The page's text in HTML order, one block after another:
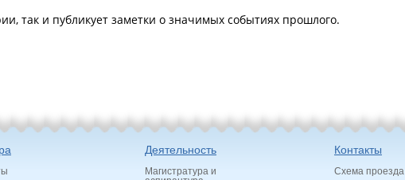
так и публикует заметки о значимых событиях прошлого.
Деятельность
Магистратура и
Контакты
Схема проезда